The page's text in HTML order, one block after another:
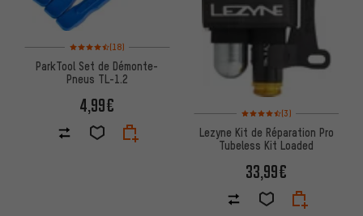
Note moyenne : 4,5 sur 5 d'après 18 avis
(18)
ParkTool Set de Démonte-
Pneus TL-1.2
4,99€ Note moyenne : 4,5 sur 5
(3)
Lezyne Kit de Réparation Pro
Tubeless Kit Loaded
33,99€